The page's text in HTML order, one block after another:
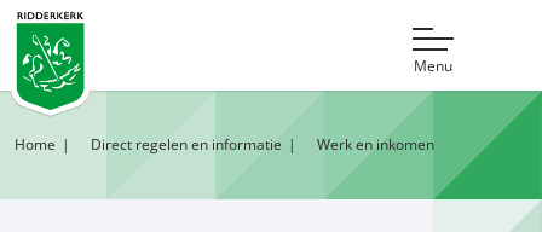
Menu
Home Direct regelen en informatie Werk en inkomen